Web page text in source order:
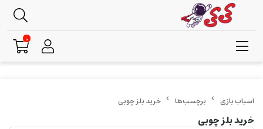
برچسب‌ها خرید بلز چوبی
خرید بلز چوبی
0